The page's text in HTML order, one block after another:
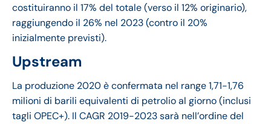
costituiranno il 17% del totale (verso il 12% originario),
raggiungendo il 26% nel 2023 (contro il 20%
inizialmente previsti).
Upstream
La produzione 2020 è confermata nel range 1,71-1,76
milioni di barili equivalenti di petrolio al giorno (inclusi
tagli OPEC+). Il CAGR 2019-2023 sarà nell’ordine del